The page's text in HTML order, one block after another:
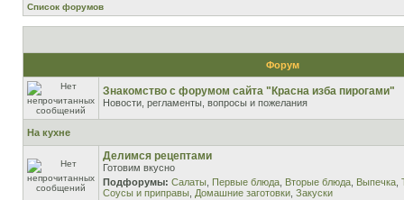
Список форумов
Форум
Знакомство с форумом сайта "Красна изба пирогами"
Новости, регламенты, вопросы и пожелания
На кухне
Делимся рецептами
Готовим вкусно
Подфорумы: Салаты Первые блюда Вторые блюда Выпечка
Соусы и приправы Домашние заготовки Закуски